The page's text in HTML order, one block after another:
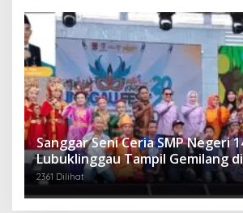
Sanggar Seni Ceria SMP Negeri
Lubuklinggau Tampil Gemilang
2025
2361 Dilihat